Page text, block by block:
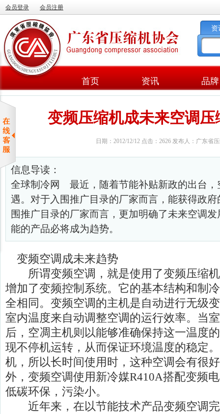
会员登录 会员注册
资
首页 资讯 品牌
变频压缩机成未来空调压
日期：2012/12/12 点击：2626 发布人：广东省
信息导读：
全球制冷网 最近，随着节能补贴新政的出台，
遇。对于入围推广目录的厂家而言，能获得政
围推广目录的厂家而言，更加明确了未来空调
能的产品必将成为趋势。
变频空调成未来趋势
所谓变频空调，就是使用了变频压缩机
增加了变频控制系统。它的基本结构和制
全相同。变频空调的主机是自动进行无级
室内温度来自动调整空调的运行效率。当
后，空凋主机则以能够准确保持这一温度
现不停机运转，从而保证环境温度的稳定
机，所以长时间使用时，这种空调会有很
外，变频空调使用新冷媒R410A搭配变频
低碳环保，污染小。
近年来，在以节能技术产品变频空调完